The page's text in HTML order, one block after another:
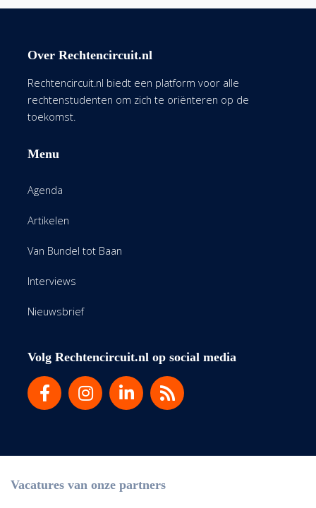
Over Rechtencircuit.nl
Rechtencircuit.nl biedt een platform voor alle
rechtenstudenten om zich te oriënteren op de
toekomst.
Menu
Agenda
Artikelen
Van Bundel tot Baan
Interviews
Nieuwsbrief
Volg Rechtencircuit.nl op social media
Vacatures van onze partners